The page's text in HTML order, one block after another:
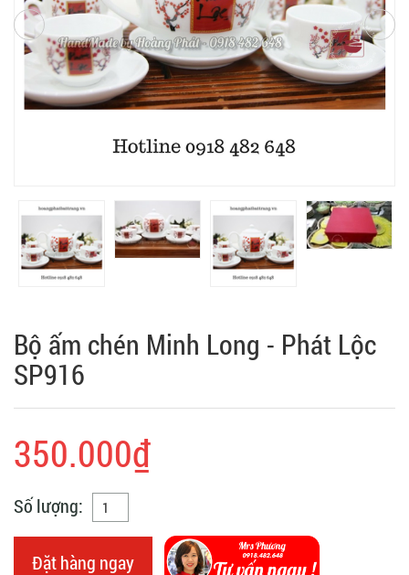
Bộ ấm chén Minh Long - Phát Lộc
SP916
350.000₫
Số lượng:
Đặt hàng ngay